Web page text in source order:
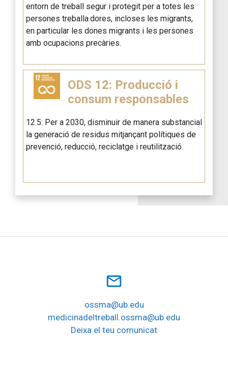
entorn de treball segur i protegit per a totes les
persones treballa·dores, incloses les migrants,
en particular les dones migrants i les persones
amb ocupacions precàries.
ODS 12: Producció i
consum responsables
12.5: Per a 2030, disminuir de manera substancial
la generació de residus mitjançant polítiques de
prevenció, reducció, reciclatge i reutilització.
mail_outline
ossma@ub.edu
medicinadeltreball.ossma@ub.edu
Deixa el teu comunicat